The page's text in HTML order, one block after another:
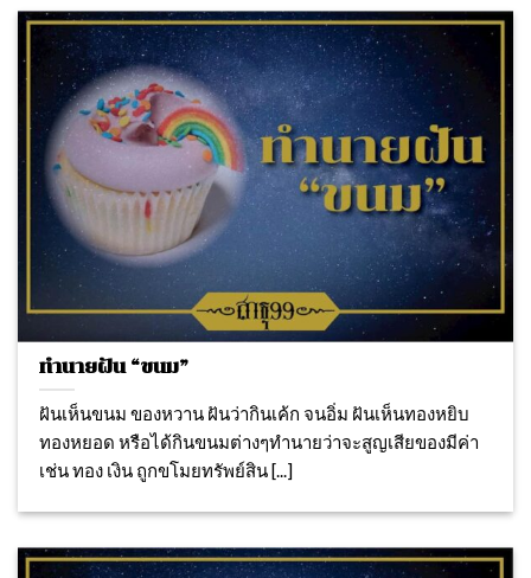
ทำนายฝัน “ขนม”
ฝันเห็นขนม ของหวาน ฝันว่ากินเค้ก จนอิ่ม ฝันเห็นทองหยิบ
ทองหยอด หรือได้กินขนมต่างๆทำนายว่าจะสูญเสียของมีค่า
เช่น ทอง เงิน ถูกขโมยทรัพย์สิน [...]